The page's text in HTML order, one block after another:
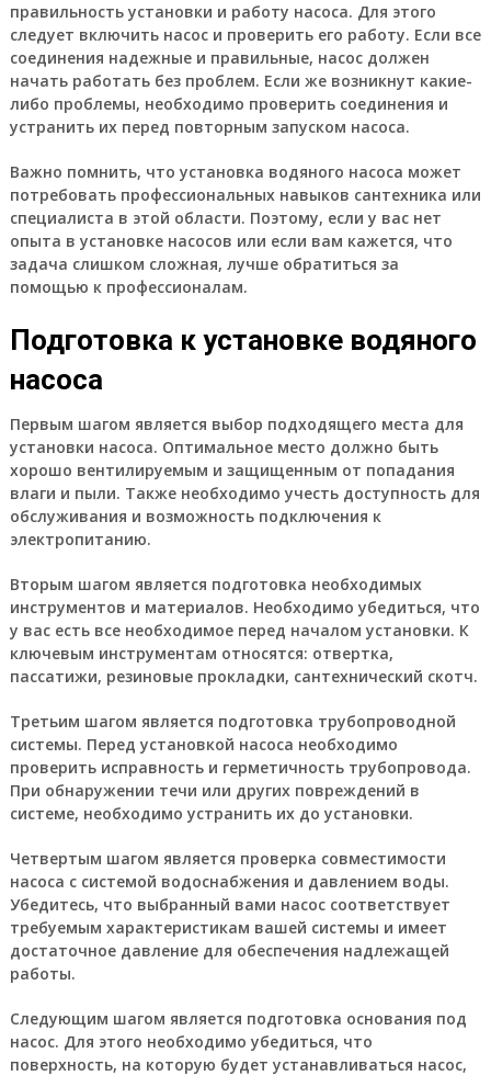
правильность установки и работу насоса. Для этого
следует включить насос и проверить его работу. Если все
соединения надежные и правильные, насос должен
начать работать без проблем. Если же возникнут какие-
либо проблемы, необходимо проверить соединения и
устранить их перед повторным запуском насоса.
Важно помнить, что установка водяного насоса может
потребовать профессиональных навыков сантехника или
специалиста в этой области. Поэтому, если у вас нет
опыта в установке насосов или если вам кажется, что
задача слишком сложная, лучше обратиться за
помощью к профессионалам.
Подготовка к установке водяного
насоса
Первым шагом является выбор подходящего места для
установки насоса. Оптимальное место должно быть
хорошо вентилируемым и защищенным от попадания
влаги и пыли. Также необходимо учесть доступность для
обслуживания и возможность подключения к
электропитанию.
Вторым шагом является подготовка необходимых
инструментов и материалов. Необходимо убедиться, что
у вас есть все необходимое перед началом установки. К
ключевым инструментам относятся: отвертка,
пассатижи, резиновые прокладки, сантехнический скотч.
Третьим шагом является подготовка трубопроводной
системы. Перед установкой насоса необходимо
проверить исправность и герметичность трубопровода.
При обнаружении течи или других повреждений в
системе, необходимо устранить их до установки.
Четвертым шагом является проверка совместимости
насоса с системой водоснабжения и давлением воды.
Убедитесь, что выбранный вами насос соответствует
требуемым характеристикам вашей системы и имеет
достаточное давление для обеспечения надлежащей
работы.
Следующим шагом является подготовка основания под
насос. Для этого необходимо убедиться, что
поверхность, на которую будет устанавливаться насос,